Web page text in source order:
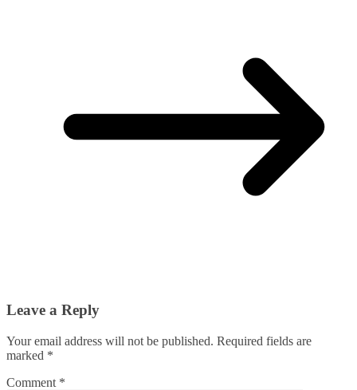
Leave a Reply
Your email address will not be published. Required fields are
marked *
Comment *